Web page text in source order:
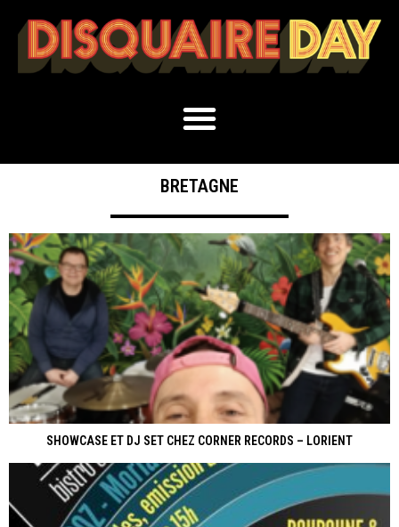
BRETAGNE
SHOWCASE ET DJ SET CHEZ CORNER RECORDS – LORIENT